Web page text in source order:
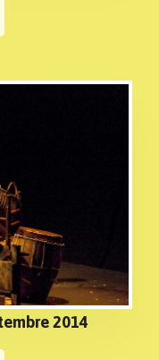
2014